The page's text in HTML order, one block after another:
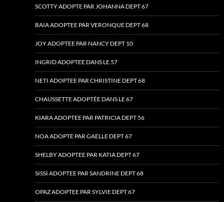
SCOTTY ADOPTE PAR JOHANNA DEPT 67
BAIA ADOPTEE PAR VERONQUE DEPT 68
JOY ADOPTEE PAR NANCY DEPT 10
INGRID ADOPTEE DANS LE 57
NETI ADOPTEE PAR CHRISTINE DEPT 68
CHAUSSETTE ADOPTÉE DANS LE 67
KIARA ADOPTEE PAR PATRICIA DEPT 56
NOA ADOPTE PAR GAELLE DEPT 67
SHELBY ADOPTEE PAR KATIA DEPT 67
SISSI ADOPTEE PAR SANDRINE DEPT 68
OPAZ ADOPTEE PAR SYLVIE DEPT 67